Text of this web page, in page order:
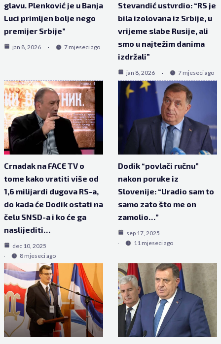
glavu. Plenković je u Banja
Luci primljen bolje nego
premijer Srbije”
jan 8, 2026 7 mjeseci ago
Stevandić ustvrdio: “RS je
bila izolovana iz Srbije, u
vrijeme slabe Rusije, ali
smo u najtežim danima
izdržali”
jan 8, 2026 7 mjeseci ago
Crnadak na FACE TV o
tome kako vratiti više od
1,6 milijardi dugova RS-a,
do kada će Dodik ostati na
čelu SNSD-a i ko će ga
naslijediti…
dec 10, 2025
8 mjeseci ago
Dodik “povlači ručnu”
nakon poruke iz
Slovenije: “Uradio sam to
samo zato što me on
zamolio…”
sep 17, 2025
11 mjeseci ago